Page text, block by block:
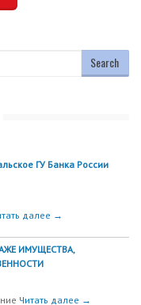
ГУ Банка России
далее →
ИМУЩЕСТВА,
Читать далее →